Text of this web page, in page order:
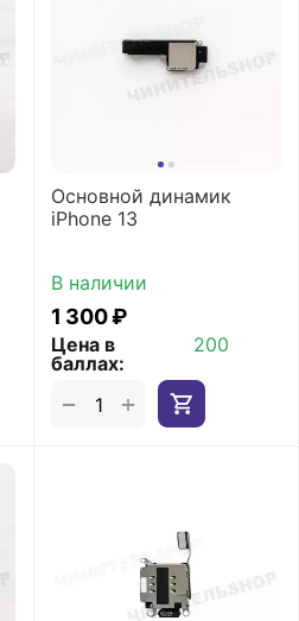
Основной динамик
iPhone 13
В наличии
1 300₽
Цена в
баллах:
200
+
−